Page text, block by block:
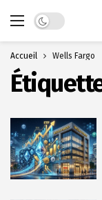
Dark mode
Accueil Wells Fargo